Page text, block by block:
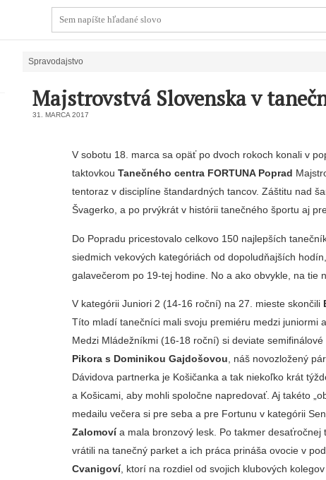
Spravodajstvo
Majstrovstvá Slovenska v
31. MARCA 2017
V sobotu 18. marca sa opäť po dvoch rokoch konali v
taktovkouTanečného centra FORTUNA Poprad
tentoraz v disciplíne štandardných tancov. Záštitu nad
Švagerko, a po prvýkrát v histórii tanečného športu aj
Do Popradu pricestovalo celkovo 150 najlepších
siedmich vekových kategóriách od dopoludňajších
galavečerom po 19-tej hodine. No a ako obvykle, na tie
V kategórii Juniori 2 (14-16 roční) na 27. mieste skončili
Títo mladí tanečníci mali svoju premiéru medzi juniormi
Medzi Mládežníkmi (16-18 roční) si deviate
Pikora s Dominikou Gajdošovou , náš novozložený
Dávidova partnerka je Košičanka a tak niekoľko krát
a Košicami, aby mohli spoločne napredovať. Aj takéto
medailu večera si pre seba a pre Fortunu v kategórii
Zalomovía mala bronzový lesk. Po takmer
vrátili na tanečný parket a ich práca prináša ovocie v
Cvanigoví, ktorí na rozdiel od svojich klubových